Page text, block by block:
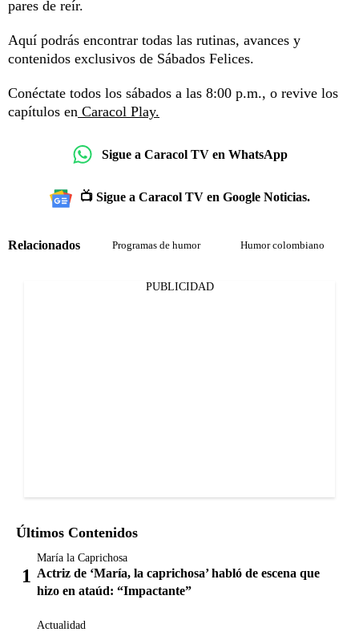
pares de reír.
Aquí podrás encontrar todas las rutinas, avances y
contenidos exclusivos de Sábados Felices.
Conéctate todos los sábados a las 8:00 p.m., o revive los
capítulos en Caracol Play.
Sigue a Caracol TV en WhatsApp
📺 Sigue a Caracol TV en Google Noticias.
Relacionados Programas de humor Humor colombiano
PUBLICIDAD
Últimos Contenidos
María la Caprichosa
Actriz de ‘María, la caprichosa’ habló de escena que
hizo en ataúd: “Impactante”
Actualidad